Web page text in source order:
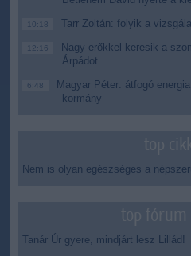
10:18 Tarr Zoltán: folyik a
12:16
Nagy erőkkel keresik a
Árpádot
6:48
Magyar Péter: átfogó
kormány
Nem is olyan egészséges a
Tanár Úr gyere, mindjárt lesz Lillád!